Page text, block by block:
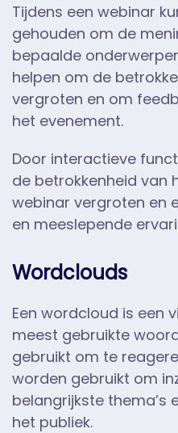
Tijdens een webinar
gehouden om de
bepaalde
helpen om de
vergroten en om
het evenement.
Door interactieve
de betrokkenheid van
webinar vergroten en
en meeslepende
Wordclouds
Een wordcloud is een
meest gebruikte
gebruikt om te
worden gebruikt om
belangrijkste thema’s
het publiek.